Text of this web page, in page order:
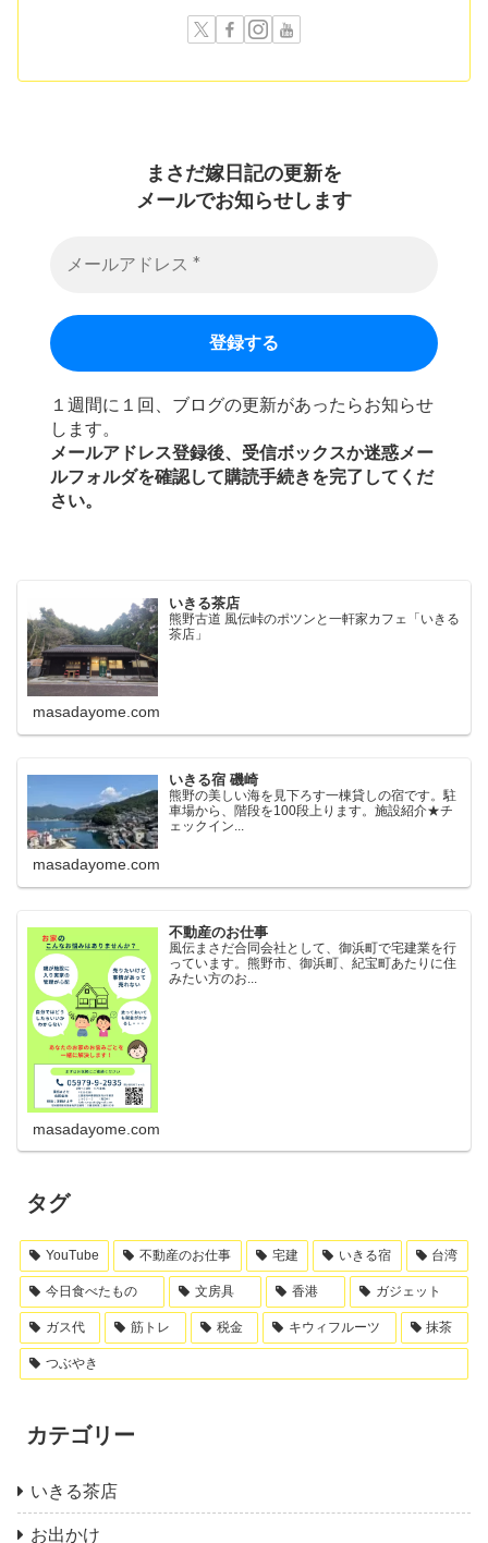
まさだ嫁日記の更新を
メールでお知らせします
１週間に１回、ブログの更新があったらお知らせ
します。
メールアドレス登録後、受信ボックスか迷惑メー
ルフォルダを確認して購読手続きを完了してくだ
さい。
いきる茶店
熊野古道 風伝峠のポツンと一軒家カフェ「いきる
茶店」
masadayome.com
いきる宿 磯崎
熊野の美しい海を見下ろす一棟貸しの宿です。駐
車場から、階段を100段上ります。施設紹介★チ
ェックイン...
masadayome.com
不動産のお仕事
風伝まさだ合同会社として、御浜町で宅建業を行
っています。熊野市、御浜町、紀宝町あたりに住
みたい方のお...
masadayome.com
タグ
YouTube 不動産のお仕事 宅建 いきる宿 台湾
今日食べたもの 文房具 香港 ガジェット
ガス代 筋トレ 税金 キウィフルーツ 抹茶
つぶやき
カテゴリー
いきる茶店
お出かけ